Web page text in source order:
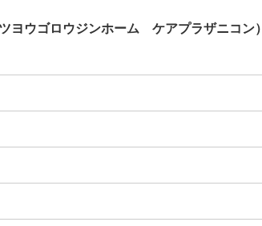
ヨウゴロウジンホーム ケアプラザニコン）